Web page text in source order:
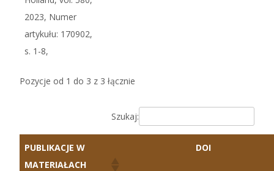
2023, Numer
artykułu: 170902,
s. 1-8,
Pozycje od 1 do 3 z 3 łącznie
Szukaj:
PUBLIKACJE W
MATERIAŁACH
DOI